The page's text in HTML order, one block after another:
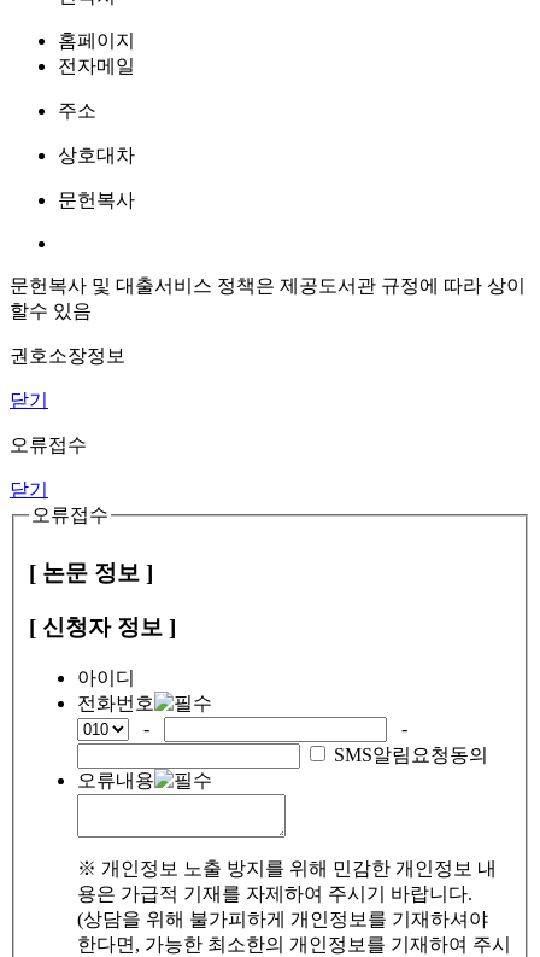
홈페이지
전자메일
주소
상호대차
문헌복사
문헌복사 및 대출서비스 정책은 제공도서관 규정에 따라 상이
할수 있음
권호소장정보
닫기
오류접수
닫기
오류접수
[ 논문 정보 ]
[ 신청자 정보 ]
아이디
전화번호
-
-
SMS알림요청동의
오류내용
※ 개인정보 노출 방지를 위해 민감한 개인정보 내
용은 가급적 기재를 자제하여 주시기 바랍니다.
(상담을 위해 불가피하게 개인정보를 기재하셔야
한다면, 가능한 최소한의 개인정보를 기재하여 주시